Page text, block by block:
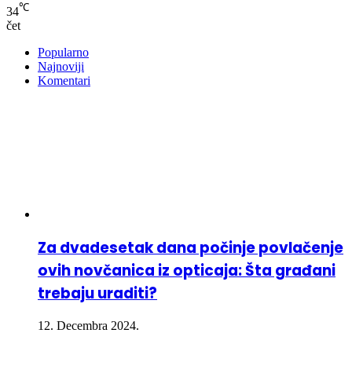
34℃
čet
Popularno
Najnoviji
Komentari
Za dvadesetak dana počinje povlačenje
ovih novčanica iz opticaja: Šta građani
trebaju uraditi?
12. Decembra 2024.